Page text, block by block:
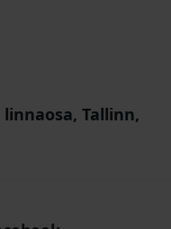
Tallinn,